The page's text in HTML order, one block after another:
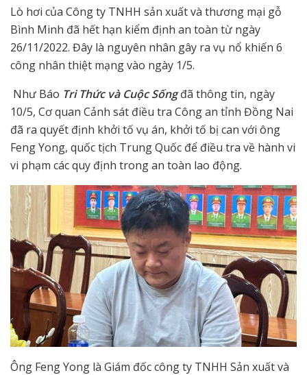
Lò hơi của Công ty TNHH sản xuất và thương mại gỗ
Bình Minh đã hết hạn kiểm định an toàn từ ngày
26/11/2022. Đây là nguyên nhân gây ra vụ nổ khiến 6
công nhân thiệt mạng vào ngày 1/5.
Như Báo Tri Thức và Cuộc Sốngđã thông tin, ngày
10/5, Cơ quan Cảnh sát điều tra Công an tỉnh Đồng Nai
đã ra quyết định khởi tố vụ án, khởi tố bị can với ông
Feng Yong, quốc tịch Trung Quốc để điều tra về hành vi
vi phạm các quy định trong an toàn lao động.
Ông Feng Yong là Giám đốc công ty TNHH Sản xuất và